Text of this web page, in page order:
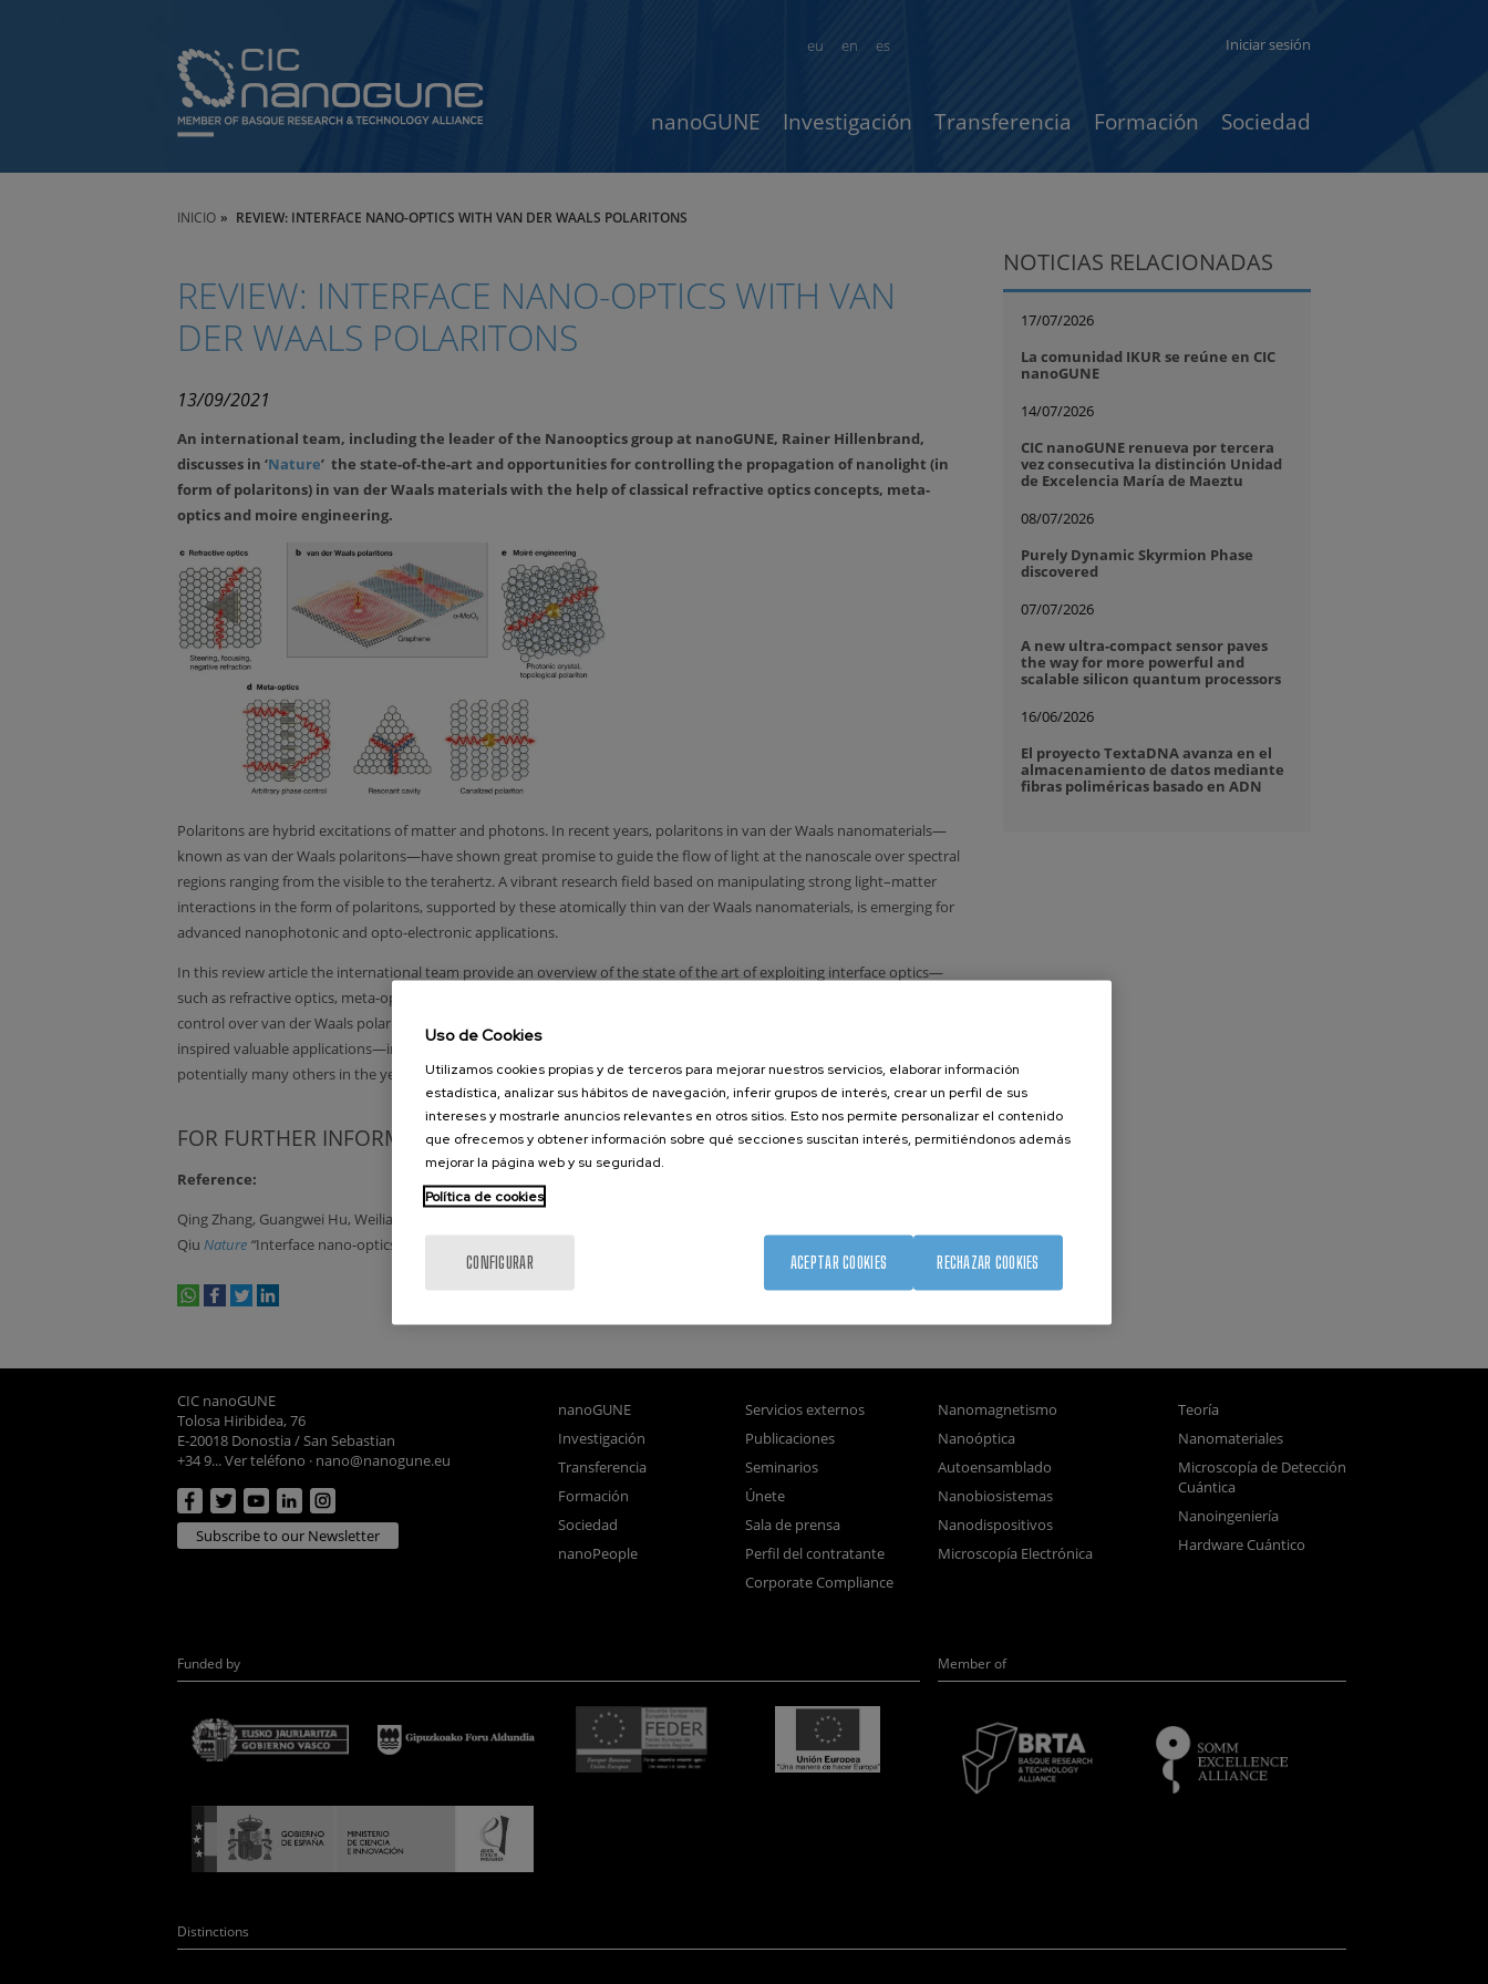
en es
eu Iniciar sesión
nanoGUNE Investigación Transferencia Formación Sociedad
INICIO REVIEW: INTERFACE NANO-OPTICS WITH VAN DER WAALS POLARITONS
REVIEW: INTERFACE NANO-OPTICS WITH VAN
DER WAALS POLARITONS
13/09/2021
An international team, including the leader of the Nanooptics group at nanoGUNE, Rainer Hillenbrand,
discusses in ‘Nature’ the state-of-the-art and opportunities for controlling the propagation of nanolight (in
form of polaritons) in van der Waals materials with the help of classical refractive optics concepts, meta-
optics and moire engineering.
Polaritons are hybrid excitations of matter and photons. In recent years, polaritons in van der Waals nanomaterials—
known as van der Waals polaritons—have shown great promise to guide the flow of light at the nanoscale over spectral
regions ranging from the visible to the terahertz. A vibrant research field based on manipulating strong light–matter
interactions in the form of polaritons, supported by these atomically thin van der Waals nanomaterials, is emerging for
advanced nanophotonic and opto-electronic applications.
In this review article the international team provide an overview of the state of the art of exploiting interface optics—
such as refractive optics, meta-optics and moiré engineering—for the control of van der Waals polaritons. This enhanced
control over van der Waals polaritons at the nanoscale has not only unveiled many new phenomena, but has also
inspired valuable applications—including new avenues for nano-imaging, sensing, on-chip optical circuitry, and
potentially many others in the years to come.
FOR FURTHER INFORMATION:
Reference:
Qing Zhang, Guangwei Hu, Weiliang Ma, Peining Li, Alex Krasnok, Rainer Hillenbrand, Andrea Alù & Cheng-Wei
Qiu Nature “Interface nano-optics with van der Waals polaritons” DOI: 10.1038/s41586-021-03581-5
NOTICIAS RELACIONADAS
17/07/2026
La comunidad IKUR se reúne en CIC
nanoGUNE
14/07/2026
CIC nanoGUNE renueva por tercera
vez consecutiva la distinción Unidad
de Excelencia María de Maeztu
08/07/2026
Purely Dynamic Skyrmion Phase
discovered
07/07/2026
A new ultra-compact sensor paves
the way for more powerful and
scalable silicon quantum processors
16/06/2026
El proyecto TextaDNA avanza en el
almacenamiento de datos mediante
fibras poliméricas basado en ADN
CIC nanoGUNE
Tolosa Hiribidea, 76
E-20018 Donostia / San Sebastian
+34 9... Ver teléfono · nano@nanogune.eu
Subscribe to our Newsletter
nanoGUNE
Investigación
Transferencia
Formación
Sociedad
nanoPeople
Servicios externos
Publicaciones
Seminarios
Únete
Sala de prensa
Perfil del contratante
Corporate Compliance
Nanomagnetismo
Nanoóptica
Autoensamblado
Nanobiosistemas
Nanodispositivos
Microscopía Electrónica
Teoría
Nanomateriales
Microscopía de Detección
Cuántica
Nanoingeniería
Hardware Cuántico
Funded by Member of
Distinctions
Uso de Cookies
Utilizamos cookies propias y de terceros para mejorar nuestros servicios, elaborar información
estadística, analizar sus hábitos de navegación, inferir grupos de interés, crear un perfil de sus
intereses y mostrarle anuncios relevantes en otros sitios. Esto nos permite personalizar el contenido
que ofrecemos y obtener información sobre qué secciones suscitan interés, permitiéndonos además
mejorar la página web y su seguridad.
Política de cookies
CONFIGURAR RECHAZAR COOKIES
ACEPTAR COOKIES